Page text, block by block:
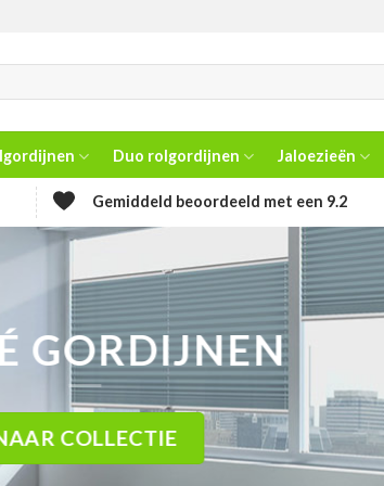
Duo rolgordijnen Jaloezieën
Gemiddeld beoordeeld met een 9.2